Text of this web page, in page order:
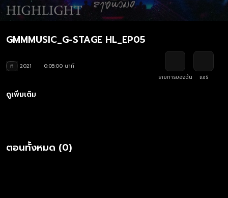
GMMMUSIC_G-STAGE HL_EP05
ท 2021
0:05:00 นาที
รายการของฉัน
แชร์
ดูเพิ่มเติม
ตอนทั้งหมด (0)